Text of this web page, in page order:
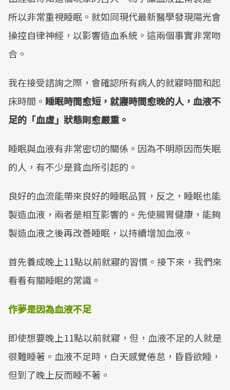
所以非常重視睡眠。就如同現代最新醫學發現陽光會
操控自律神經，以影響造血系統。這兩個事實非常吻
合。
我在接受諮詢之際，會確認所有病人的就寢時間和起
床時間。 睡眠時間愈短，就寢時間愈晚的人，血液不
足的「血虛」狀態則愈嚴重。
睡眠與血液有非常密切的關係。因為不明原因而失眠
的人，有不少是貧血所引起的。
良好的血流能帶來良好的睡眠品質，反之，睡眠也能
製造血液，兩者是相互影響的。先使腸胃健康，能夠
製造血液之後再改善睡眠，以持續增加血液。
首先養成晚上11點以前就寢的習慣。接下來，我們來
看看有關睡眠的常識。
作夢是因為血液不足
即使想要晚上11點以前就寢，但，血液不足的人就是
很難睡著。血液不足時，白天感覺倦怠，昏昏欲睡，
但到了晚上反而睡不著。